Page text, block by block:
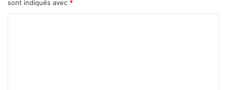
sont indiqués avec *